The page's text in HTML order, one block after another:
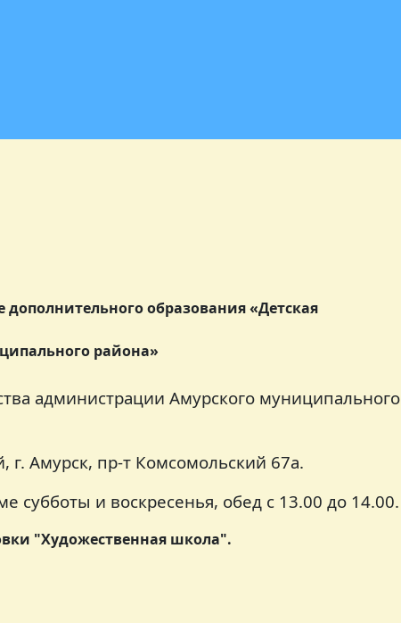
образования«Детская
района»
администрации Амурского муниципального
г. Амурск, пр-т Комсомольский 67а.
субботы и воскресенья, обед с 13.00 до 14.00.
"Художественная школа".